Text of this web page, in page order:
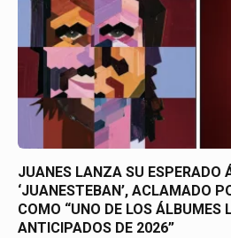
JUANES LANZA SU ESPERADO
‘JUANESTEBAN’, ACLAMADO
COMO “UNO DE LOS ÁLBUMES
ANTICIPADOS DE 2026”